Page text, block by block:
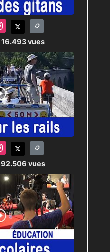
dans trois
LOUBAT
16.493 vues
92.506 vues